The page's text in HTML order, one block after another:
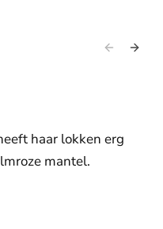
haar lokken erg
mantel.